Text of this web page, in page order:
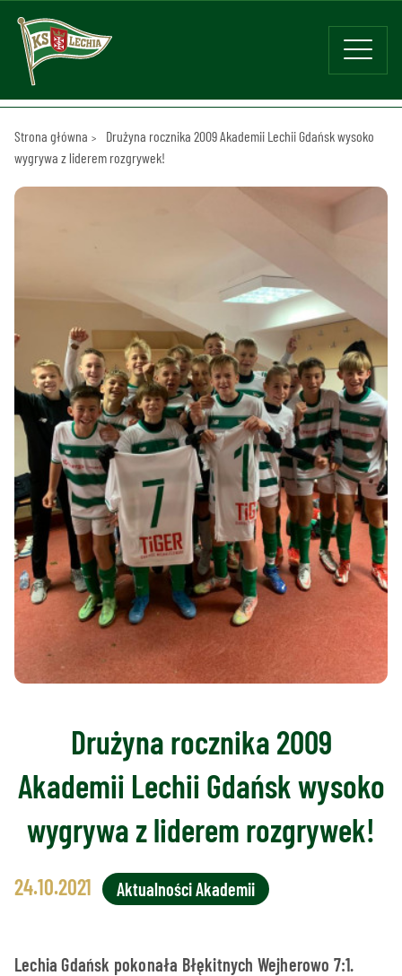
Strona główna
Drużyna rocznika 2009 Akademii Lechii Gdańsk wysoko
wygrywa z liderem rozgrywek!
Drużyna rocznika 2009
Akademii Lechii Gdańsk wysoko
wygrywa z liderem rozgrywek!
24.10.2021 Aktualności Akademii
Lechia Gdańsk pokonała Błękitnych Wejherowo 7:1.